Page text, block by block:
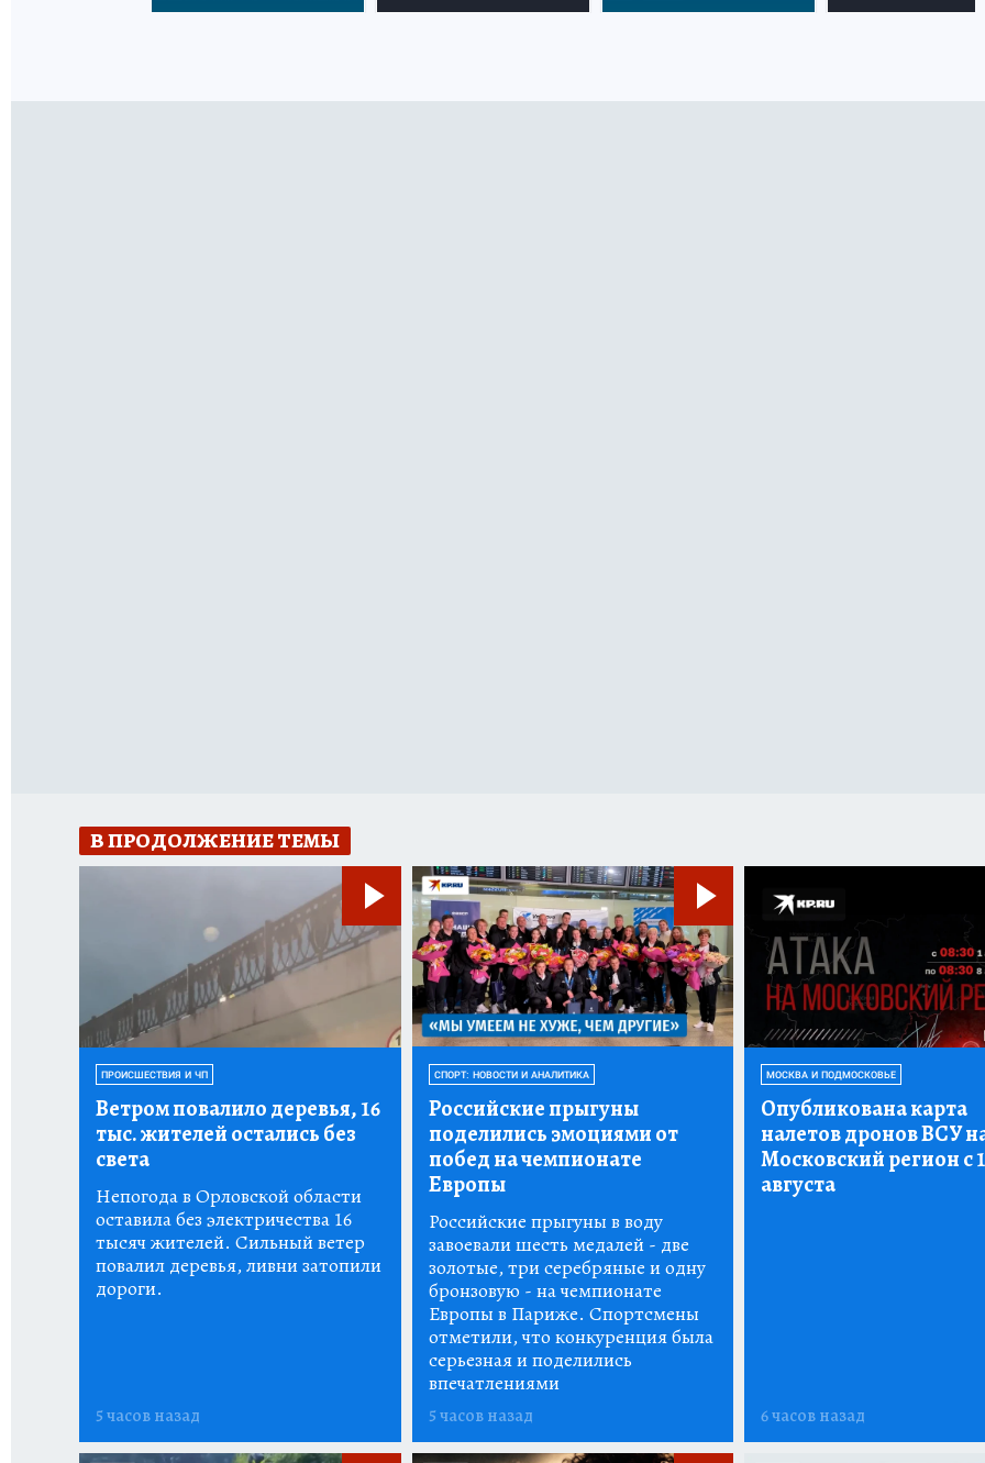
В ПРОДОЛЖЕНИЕ ТЕМЫ
ПРОИСШЕСТВИЯ И ЧП
Ветром повалило деревья, 16
тыс.жителей остались без
света
Непогода в Орловской области
оставила без электричества 16
тысяч жителей. Сильный ветер
повалил деревья, ливни затопили
дороги.
5 часов назад
СПОРТ: НОВОСТИ И АНАЛИТИКА
Российские прыгуны
поделились эмоциями от
побед на чемпионате
Европы
Российские прыгуны в воду
завоевали шесть медалей - две
золотые, три серебряные и одну
бронзовую - на чемпионате
Европы в Париже. Спортсмены
отметили, что конкуренция была
серьезная и поделились
впечатлениями
5 часов назад
МОСКВА И ПОДМОСКОВЬЕ
Опубликована карта
налетов дронов ВСУ
Московский регион с
августа
6 часов назад